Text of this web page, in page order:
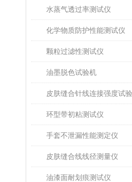
水蒸气透过率测试仪
化学物质防护性能测试仪
颗粒过滤性测试仪
油墨脱色试验机
皮肤缝合针线连接强度试
环型带初粘测试仪
手套不泄漏性能测定仪
皮肤缝合线线径测量仪
油漆面耐划痕测试仪